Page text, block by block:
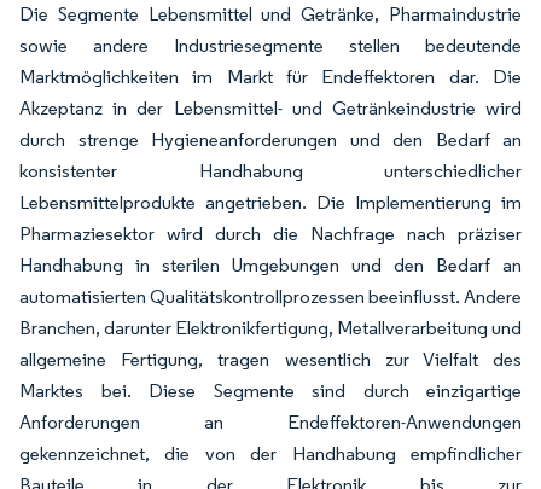
Die Segmente Lebensmittel und Getränke, Pharmaindustrie
sowie andere Industriesegmente stellen bedeutende
Marktmöglichkeiten im Markt für Endeffektoren dar. Die
Akzeptanz in der Lebensmittel- und Getränkeindustrie wird
durch strenge Hygieneanforderungen und den Bedarf an
konsistenter Handhabung unterschiedlicher
Lebensmittelprodukte angetrieben. Die Implementierung im
Pharmaziesektor wird durch die Nachfrage nach präziser
Handhabung in sterilen Umgebungen und den Bedarf an
automatisierten Qualitätskontrollprozessen beeinflusst. Andere
Branchen, darunter Elektronikfertigung, Metallverarbeitung und
allgemeine Fertigung, tragen wesentlich zur Vielfalt des
Marktes bei. Diese Segmente sind durch einzigartige
Anforderungen an Endeffektoren-Anwendungen
gekennzeichnet, die von der Handhabung empfindlicher